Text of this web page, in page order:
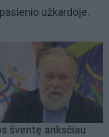
užkardoje.
šventę anksčiau